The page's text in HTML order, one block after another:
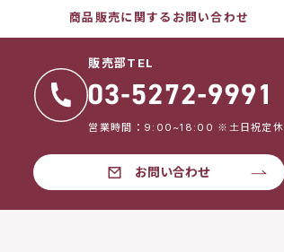
商品販売に関するお問い合わせ
販売部TEL
営業時間：9:00~18:00 ※土日祝定休
お問い合わせ